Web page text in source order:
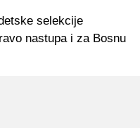
selekcije
nastupa i za Bosnu